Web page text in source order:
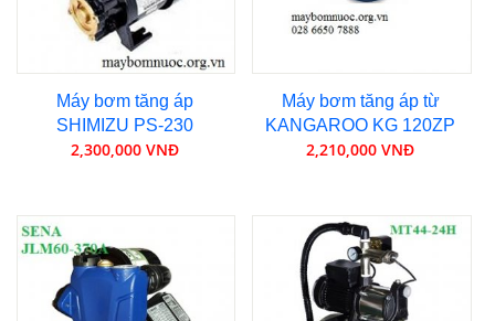
Máy bơm tăng áp
SHIMIZU PS-230
2,300,000 VNĐ
Máy bơm tăng áp từ
KANGAROO KG 120ZP
2,210,000 VNĐ